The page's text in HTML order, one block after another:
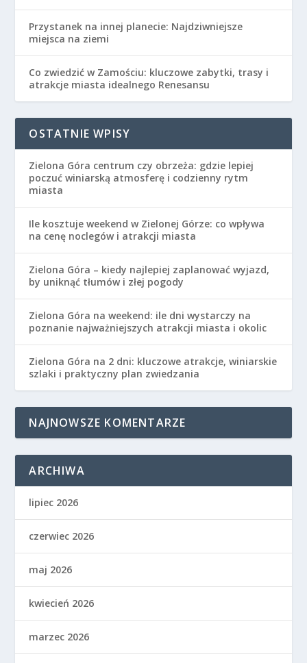
Przystanek na innej planecie: Najdziwniejsze
miejsca na ziemi
Co zwiedzić w Zamościu: kluczowe zabytki, trasy i
atrakcje miasta idealnego Renesansu
OSTATNIE WPISY
Zielona Góra centrum czy obrzeża: gdzie lepiej
poczuć winiarską atmosferę i codzienny rytm
miasta
Ile kosztuje weekend w Zielonej Górze: co wpływa
na cenę noclegów i atrakcji miasta
Zielona Góra – kiedy najlepiej zaplanować wyjazd,
by uniknąć tłumów i złej pogody
Zielona Góra na weekend: ile dni wystarczy na
poznanie najważniejszych atrakcji miasta i okolic
Zielona Góra na 2 dni: kluczowe atrakcje, winiarskie
szlaki i praktyczny plan zwiedzania
NAJNOWSZE KOMENTARZE
ARCHIWA
lipiec 2026
czerwiec 2026
maj 2026
kwiecień 2026
marzec 2026